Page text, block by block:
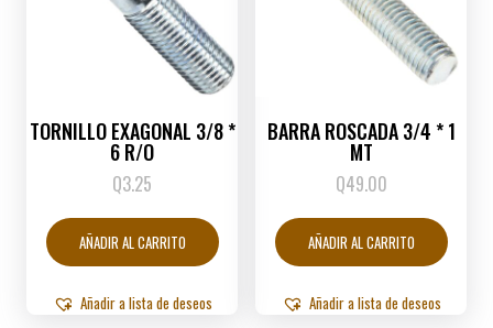
TORNILLO EXAGONAL 3/8 *
6 R/O
Q3.25
AÑADIR AL CARRITO
Añadir a lista de deseos
BARRA ROSCADA 3/4 * 1
MT
Q49.00
AÑADIR AL CARRITO
Añadir a lista de deseos